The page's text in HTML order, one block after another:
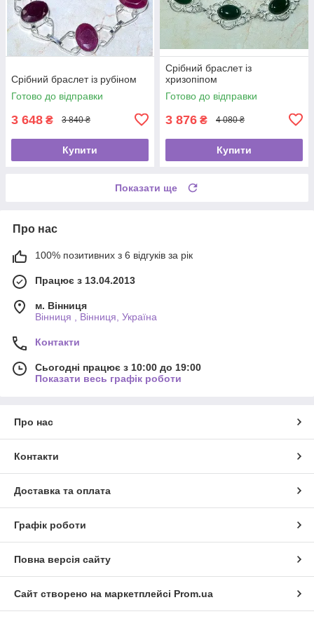
Срібний браслет із рубіном
Готово до відправки
3 648 ₴ 3 840 ₴
Купити
Срібний браслет із
хризопіпом
Готово до відправки
3 876 ₴ 4 080 ₴
Купити
Показати ще
Про нас
100% позитивних з 6 відгуків за рік
Працює з 13.04.2013
м. Вінниця
Вінниця , Вінниця, Україна
Контакти
Сьогодні працює з 10:00 до 19:00
Показати весь графік роботи
Про нас
Контакти
Доставка та оплата
Графік роботи
Повна версія сайту
Сайт створено на маркетплейсі Prom.ua